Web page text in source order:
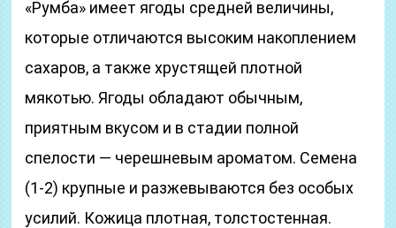
«Румба» имеет ягоды средней величины,
которые отличаются высоким накоплением
сахаров, а также хрустящей плотной
мякотью. Ягоды обладают обычным,
приятным вкусом и в стадии полной
спелости — черешневым ароматом. Семена
(1-2) крупные и разжевываются без особых
усилий. Кожица плотная, толстостенная.